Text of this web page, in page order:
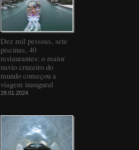
Dez mil pessoas, sete
piscinas, 40
restaurantes: o maior
navio cruzeiro do
mundo começou a
viagem inaugural
28.01.2024